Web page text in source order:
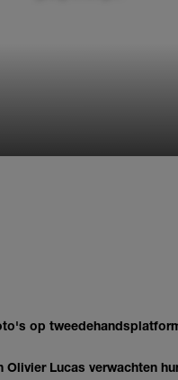
op
Lucas verwachten